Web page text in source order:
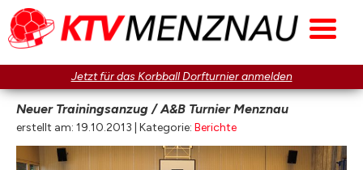
Jetzt für das Korbball Dorfturnier anmelden
Neuer Trainingsanzug / A&B Turnier Menznau
erstellt am: 19.10.2013 | Kategorie: Berichte